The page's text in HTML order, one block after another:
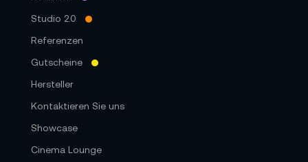
Studio 2.0
Referenzen
Gutscheine
Hersteller
Kontaktieren Sie uns
Showcase
Cinema Lounge